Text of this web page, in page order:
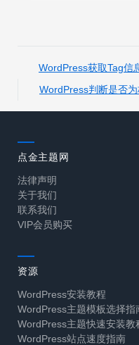
WordPress获取Tag信
WordPress判断是否
点金主题网
法律声明
关于我们
联系我们
VIP会员购买
资源
WordPress安装教程
WordPress主题模板选择指
WordPress主题快速安装教
WordPress站点速度指南